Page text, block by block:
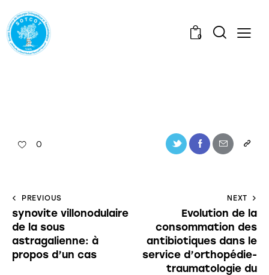
0
0
PREVIOUS
synovite villonodulaire
de la sous
astragalienne: à
propos d’un cas
NEXT
Evolution de la
consommation des
antibiotiques dans le
service d’orthopédie-
traumatologie du